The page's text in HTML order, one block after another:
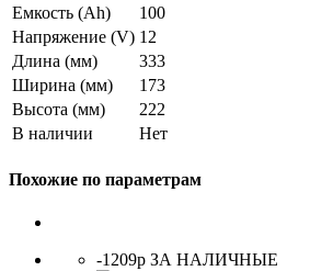
Емкость (Ah)
100
Напряжение (V) 12
Длина (мм)
333
Ширина (мм)
173
Высота (мм)
222
В наличии
Нет
Похожие по параметрам
-1209р ЗА НАЛИЧНЫЕ